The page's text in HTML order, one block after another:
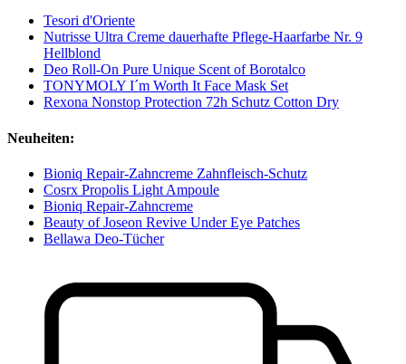
Tesori d'Oriente
Nutrisse Ultra Creme dauerhafte Pflege-Haarfarbe Nr. 9
Hellblond
Deo Roll-On Pure Unique Scent of Borotalco
TONYMOLY I´m Worth It Face Mask Set
Rexona Nonstop Protection 72h Schutz Cotton Dry
Neuheiten:
Bioniq Repair-Zahncreme Zahnfleisch-Schutz
Cosrx Propolis Light Ampoule
Bioniq Repair-Zahncreme
Beauty of Joseon Revive Under Eye Patches
Bellawa Deo-Tücher